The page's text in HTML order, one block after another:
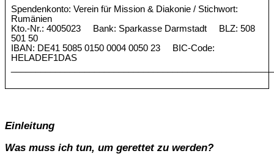
Spendenkonto: Verein für Mission & Diakonie / Stichwort:
Rumänien
Kto.-Nr.: 4005023 Bank: Sparkasse Darmstadt BLZ: 508
501 50
IBAN: DE41 5085 0150 0004 0050 23 BIC-Code:
HELADEF1DAS
Einleitung
Was muss ich tun, um gerettet zu werden?